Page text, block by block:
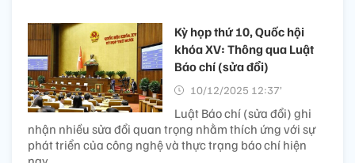
Kỳ họp thứ 10, Quốc hội
khóa XV: Thông qua Luật
Báo chí (sửa đổi)
10/12/2025 12:37’
Luật Báo chí (sửa đổi) ghi
nhận nhiều sửa đổi quan trọng nhằm thích ứng với sự
phát triển của công nghệ và thực trạng báo chí hiện